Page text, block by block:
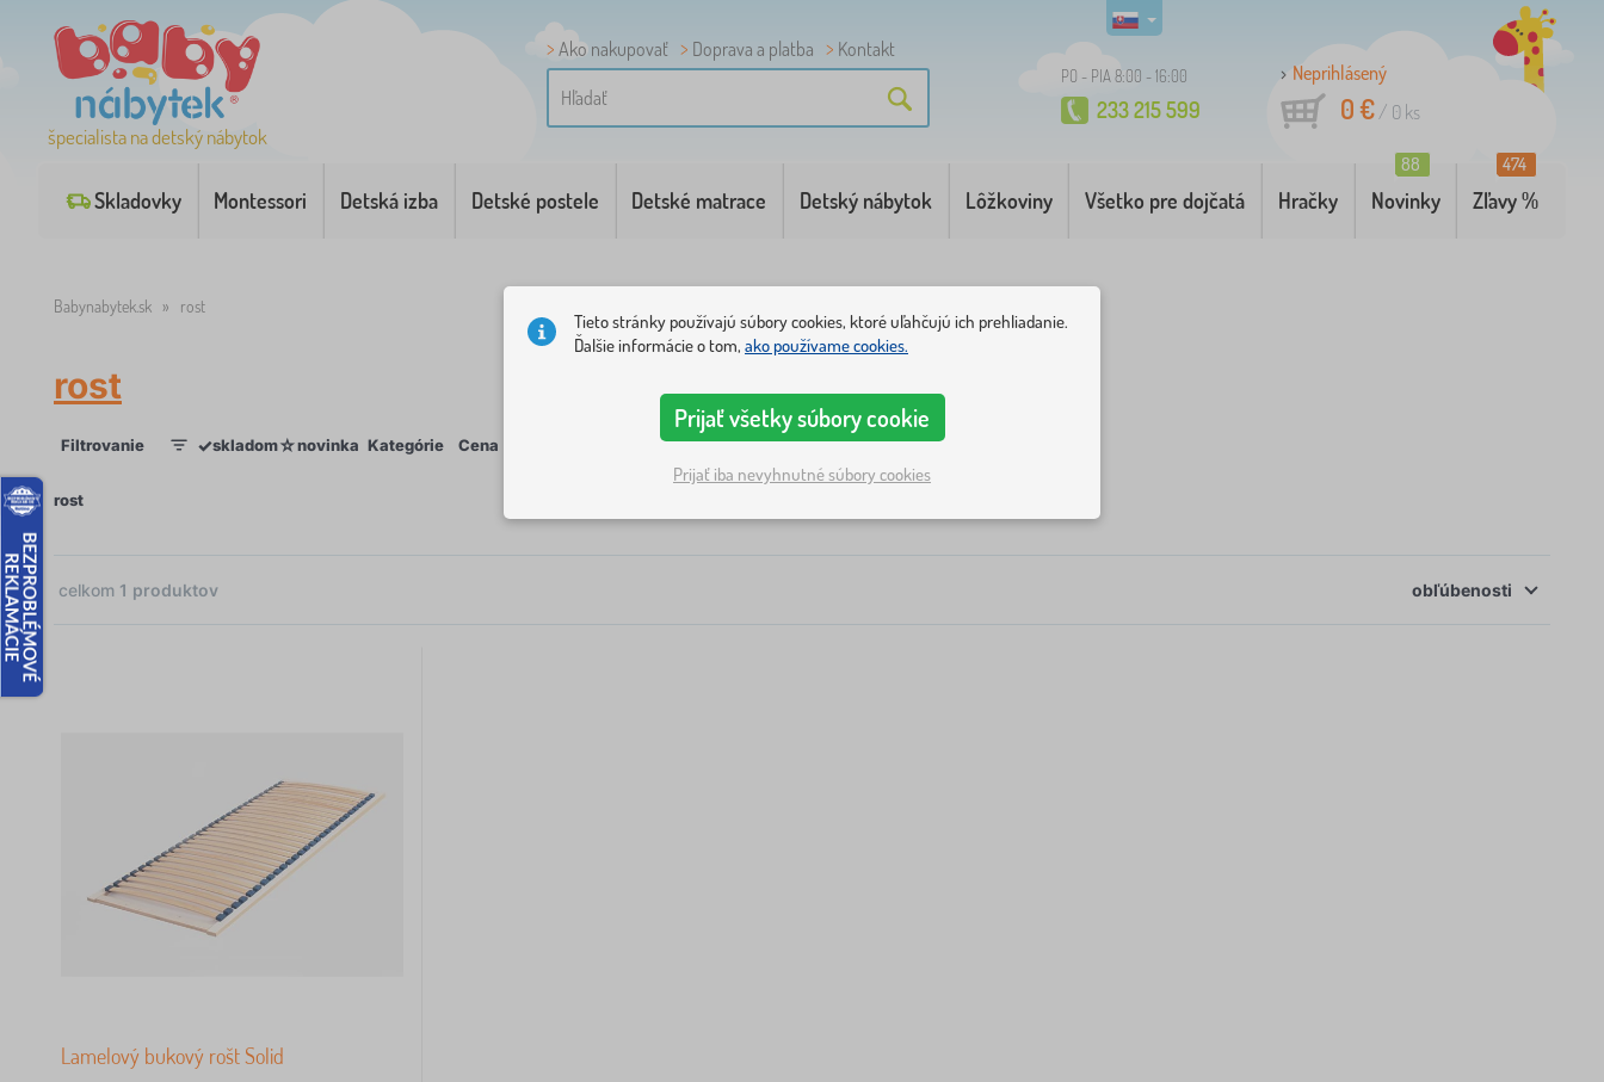
špecialista na detský nábytok
Ako nakupovať Doprava a platba Kontakt
PO - PIA 8:00 - 16:00
233 215 599
Neprihlásený
0 €/ 0 ks
Skladovky Montessori Detská izba Detské postele Detské matrace Detský nábytok Lôžkoviny Všetko pre dojčatá Hračky Novinky
88
Zľavy %
474
Babynabytek.sk » rost
rost
Filtrovanie ✓skladom☆novinka Kategórie Cena Štítky 1
1
rost
celkom 1 produktov
obľúbenosti
Lamelový bukový rošt Solid
Tieto stránky používajú súbory cookies, ktoré uľahčujú ich prehliadanie.
Ďalšie informácie o tom, ako používame cookies.
Prijať všetky súbory cookie
Prijať iba nevyhnutné súbory cookies